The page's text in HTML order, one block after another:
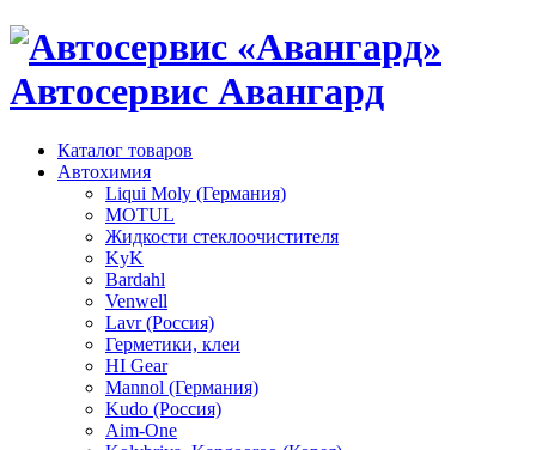
Автосервис Авангард
Каталог товаров
Автохимия
Liqui Moly (Германия)
MOTUL
Жидкости стеклоочистителя
KyK
Bardahl
Venwell
Lavr (Россия)
Герметики, клеи
HI Gear
Mannol (Германия)
Kudo (Россия)
Aim-One